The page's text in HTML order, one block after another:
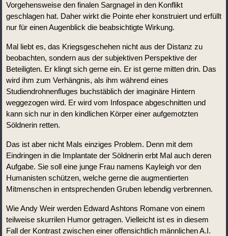
Vorgehensweise den finalen Sargnagel in den Konflikt
geschlagen hat. Daher wirkt die Pointe eher konstruiert und erfüllt
nur für einen Augenblick die beabsichtigte Wirkung.
Mal liebt es, das Kriegsgeschehen nicht aus der Distanz zu
beobachten, sondern aus der subjektiven Perspektive der
Beteiligten. Er klingt sich gerne ein. Er ist gerne mitten drin. Das
wird ihm zum Verhängnis, als ihm während eines
Studiendrohnenfluges buchstäblich der imaginäre Hintern
weggezogen wird. Er wird vom Infospace abgeschnitten und
kann sich nur in den kindlichen Körper einer aufgemotzten
Söldnerin retten.
Das ist aber nicht Mals einziges Problem. Denn mit dem
Eindringen in die Implantate der Söldnerin erbt Mal auch deren
Aufgabe. Sie soll eine junge Frau namens Kayleigh vor den
Humanisten schützen, welche gerne die augmentierten
Mitmenschen in entsprechenden Gruben lebendig verbrennen.
Wie Andy Weir werden Edward Ashtons Romane von einem
teilweise skurrilen Humor getragen. Vielleicht ist es in diesem
Fall der Kontrast zwischen einer offensichtlich männlichen A.I.